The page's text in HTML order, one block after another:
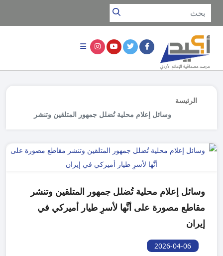
الرئيسة
وسائل إعلام محلية تُضلل جمهور المتلقين وتنشر
وسائل إعلام محلية تُضلل جمهور المتلقين وتنشر
مقاطع مصورة على أنَّها لأسرِ طيار أميركي في
إيران
2026-04-06